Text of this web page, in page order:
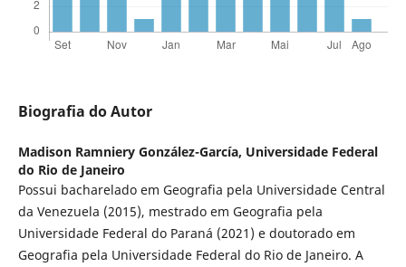
Biografia do Autor
Madison Ramniery González-García, Universidade Federal
do Rio de Janeiro
Possui bacharelado em Geografia pela Universidade Central
da Venezuela (2015), mestrado em Geografia pela
Universidade Federal do Paraná (2021) e doutorado em
Geografia pela Universidade Federal do Rio de Janeiro. A